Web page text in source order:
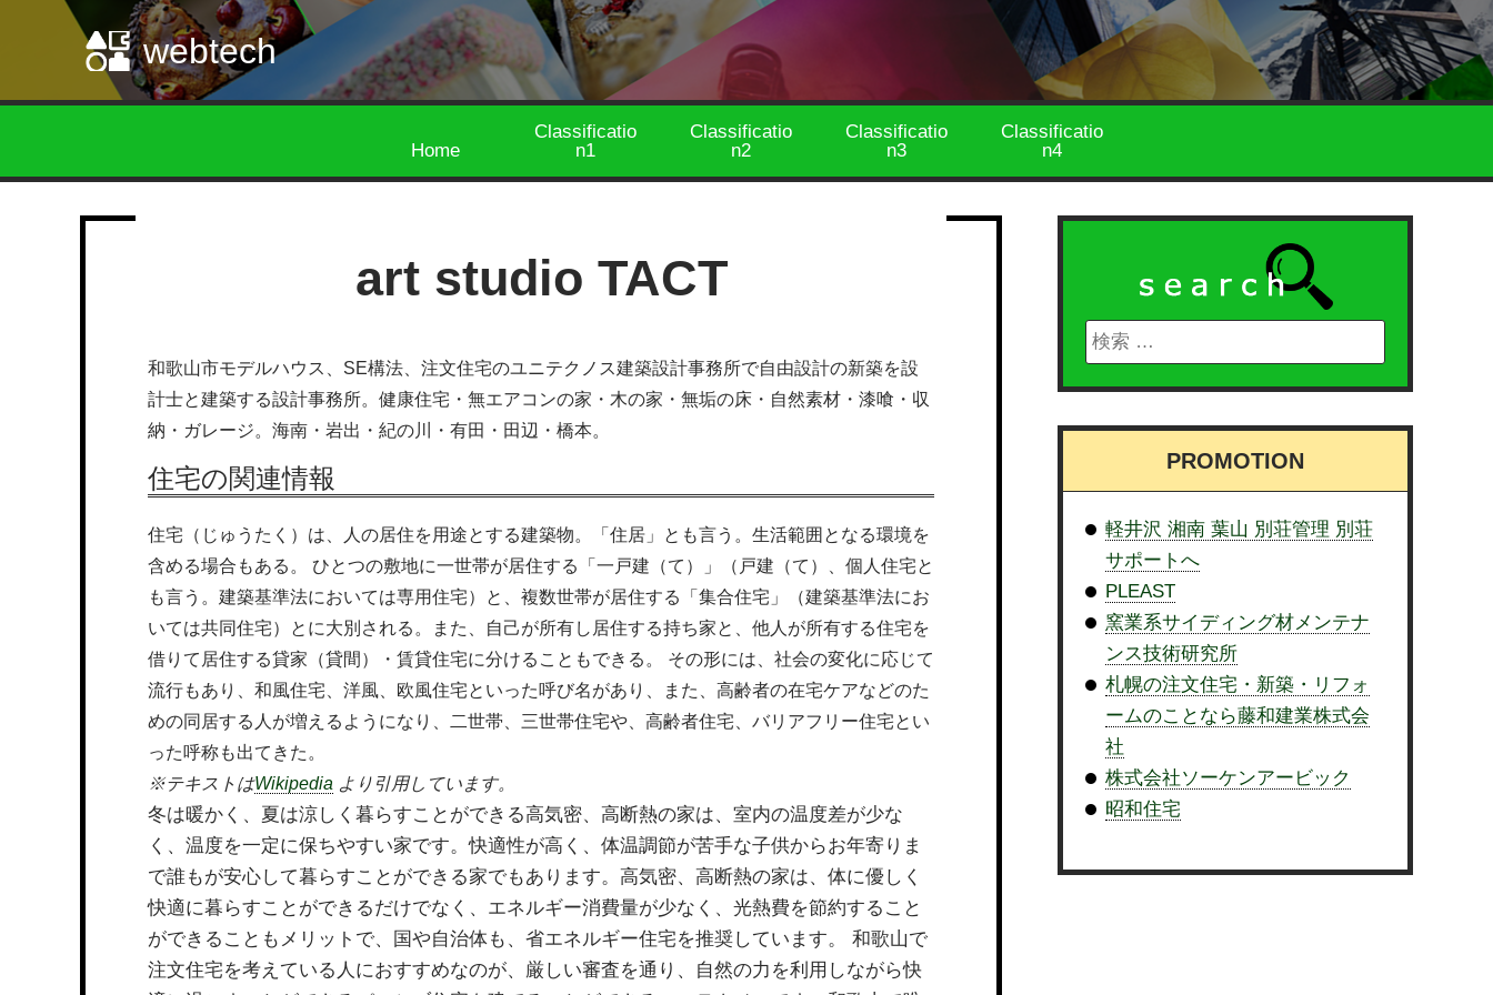
webtech
Home
Classificatio
n1
Classificatio
n2
Classificatio
n3
Classificatio
n4
art studio TACT
和歌山市モデルハウス、SE構法、注文住宅のユニテクノス建築設計事務所で自由設計の新築を設
計士と建築する設計事務所。健康住宅・無エアコンの家・木の家・無垢の床・自然素材・漆喰・収
納・ガレージ。海南・岩出・紀の川・有田・田辺・橋本。
住宅の関連情報
住宅（じゅうたく）は、人の居住を用途とする建築物。「住居」とも言う。生活範囲となる環境を
含める場合もある。 ひとつの敷地に一世帯が居住する「一戸建（て）」（戸建（て）、個人住宅と
も言う。建築基準法においては専用住宅）と、複数世帯が居住する「集合住宅」（建築基準法にお
いては共同住宅）とに大別される。また、自己が所有し居住する持ち家と、他人が所有する住宅を
借りて居住する貸家（貸間）・賃貸住宅に分けることもできる。 その形には、社会の変化に応じて
流行もあり、和風住宅、洋風、欧風住宅といった呼び名があり、また、高齢者の在宅ケアなどのた
めの同居する人が増えるようになり、二世帯、三世帯住宅や、高齢者住宅、バリアフリー住宅とい
った呼称も出てきた。
※テキストはWikipedia より引用しています。
冬は暖かく、夏は涼しく暮らすことができる高気密、高断熱の家は、室内の温度差が少な
く、温度を一定に保ちやすい家です。快適性が高く、体温調節が苦手な子供からお年寄りま
で誰もが安心して暮らすことができる家でもあります。高気密、高断熱の家は、体に優しく
快適に暮らすことができるだけでなく、エネルギー消費量が少なく、光熱費を節約すること
ができることもメリットで、国や自治体も、省エネルギー住宅を推奨しています。 和歌山で
注文住宅を考えている人におすすめなのが、厳しい審査を通り、自然の力を利用しながら快
PROMOTION
軽井沢 湘南 葉山 別荘管理 別荘
サポートへ
PLEAST
窯業系サイディング材メンテナ
ンス技術研究所
札幌の注文住宅・新築・リフォ
ームのことなら藤和建業株式会
社
株式会社ソーケンアービック
昭和住宅